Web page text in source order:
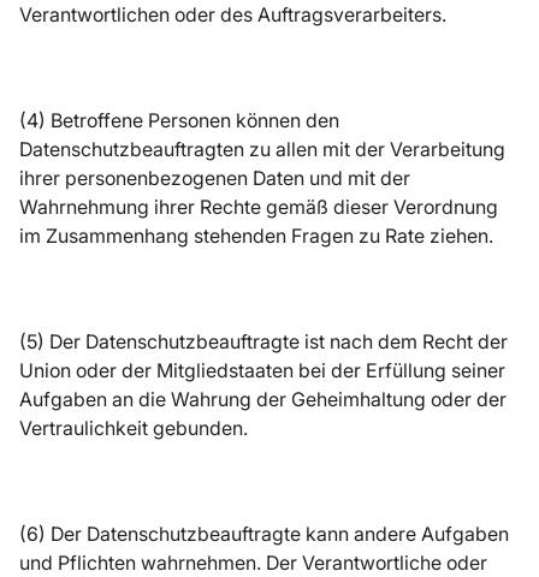
Verantwortlichen oder des Auftragsverarbeiters.
(4) Betroffene Personen können den
Datenschutzbeauftragten zu allen mit der Verarbeitung
ihrer personenbezogenen Daten und mit der
Wahrnehmung ihrer Rechte gemäß dieser Verordnung
im Zusammenhang stehenden Fragen zu Rate ziehen.
(5) Der Datenschutzbeauftragte ist nach dem Recht der
Union oder der Mitgliedstaaten bei der Erfüllung seiner
Aufgaben an die Wahrung der Geheimhaltung oder der
Vertraulichkeit gebunden.
(6) Der Datenschutzbeauftragte kann andere Aufgaben
und Pflichten wahrnehmen. Der Verantwortliche oder